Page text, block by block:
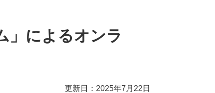
」によるオンラ
更新日：2025年7月22日